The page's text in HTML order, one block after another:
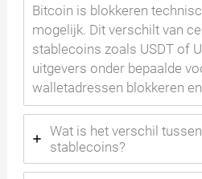
Bitcoin is blokkeren
mogelijk. Dit verschilt van
stablecoins zoals USDT of
uitgevers onder bepaalde
walletadressen blokkeren
Wat is het verschil
stablecoins?